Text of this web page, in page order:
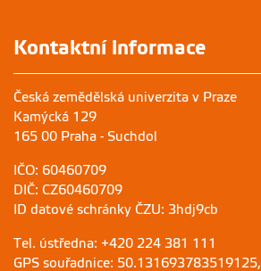
Kontaktní informace
Česká zemědělská univerzita v Praze
Kamýcká 129
165 00 Praha - Suchdol
IČO: 60460709
DIČ: CZ60460709
ID datové schránky ČZU: 3hdj9cb
Tel. ústředna: +420 224 381 111
GPS souřadnice: 50.131693783519125,